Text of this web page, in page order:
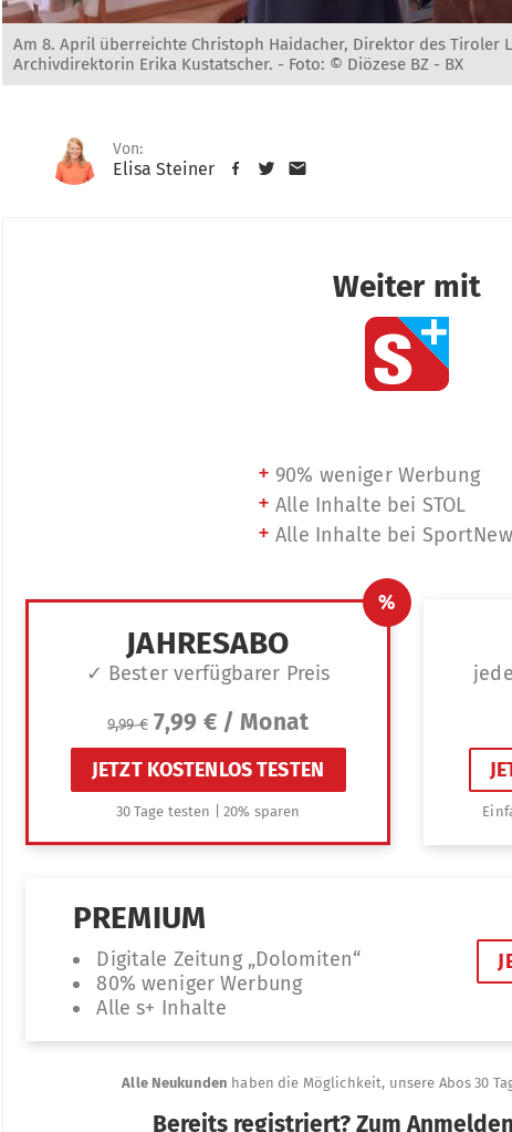
Am 8. April überreichte Christoph Haidacher, Direktor des Tiroler
Archivdirektorin Erika Kustatscher. - Foto: © Diözese BZ - BX
Von:
Elisa Steiner